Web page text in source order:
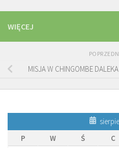
WIĘCEJ
MISJA W CHINGOMBE
P
W Ś C